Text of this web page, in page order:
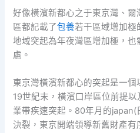
好像橫濱新都心之于東京灣、
區都記載了包養若干區域增加極
地域突起為年夜灣區增加極，
慮。
東京灣橫濱新都心的突起是一個
19世紀末，橫濱口岸區位前提
業帶疾速突起。80年月的
決裂，東京開端領導新舊財產